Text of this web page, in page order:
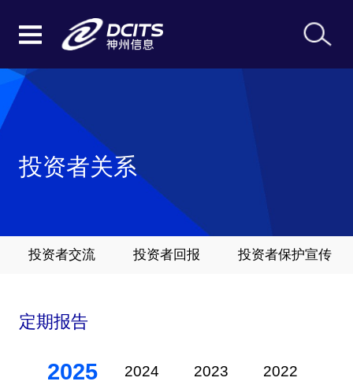
投资者关系
投资者交流 投资者回报 投资者保护宣传
定期报告
2025 2024 2023 2022